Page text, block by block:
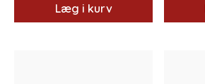
Læg i kurv